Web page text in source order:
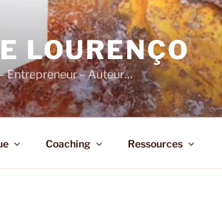
LOURENÇO
Entrepreneur – Auteur…
Coaching Ressources